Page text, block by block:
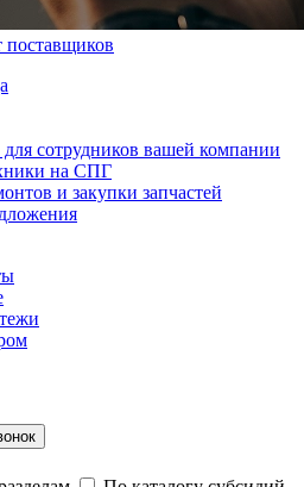
сотрудников вашей компании
на СПГ
и закупки запчастей